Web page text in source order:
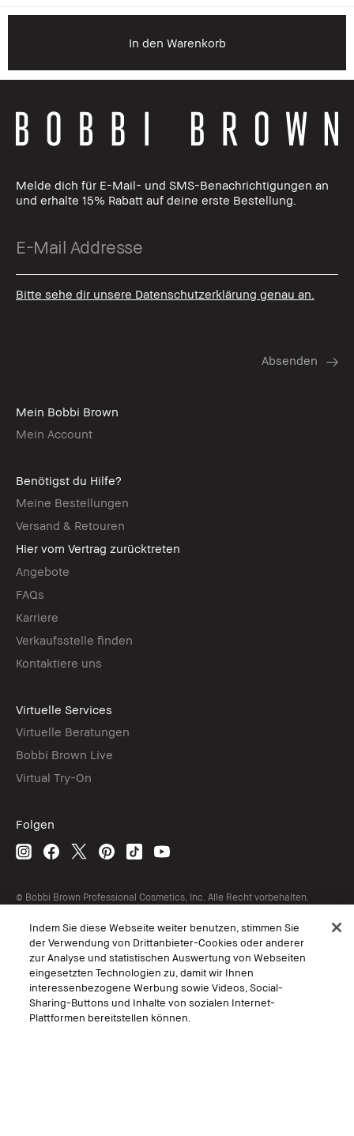
In den Warenkorb
Melde dich für E-Mail- und SMS-Benachrichtigungen an
und erhalte 15% Rabatt auf deine erste Bestellung.
Bitte sehe dir unsere Datenschutzerklärung genau an.
Mein Bobbi Brown
Mein Account
Benötigst du Hilfe?
Meine Bestellungen
Versand & Retouren
Hier vom Vertrag zurücktreten
Angebote
FAQs
Karriere
Verkaufsstelle finden
Kontaktiere uns
Virtuelle Services
Virtuelle Beratungen
Bobbi Brown Live
Virtual Try-On
Folgen
© Bobbi Brown Professional Cosmetics, Inc. Alle Recht vorbehalten.
Interessen-Basierte Werbung
Geschäftsbedingungen
Datenschutzerklärung
Nutzungsbedingungen
Persönliche Einstellungen vornehmen
Indem Sie diese Webseite weiter benutzen, stimmen Sie
der Verwendung von Drittanbieter-Cookies oder anderer
zur Analyse und statistischen Auswertung von Webseiten
eingesetzten Technologien zu, damit wir Ihnen
interessenbezogene Werbung sowie Videos, Social-
Sharing-Buttons und Inhalte von sozialen Internet-
Plattformen bereitstellen können.